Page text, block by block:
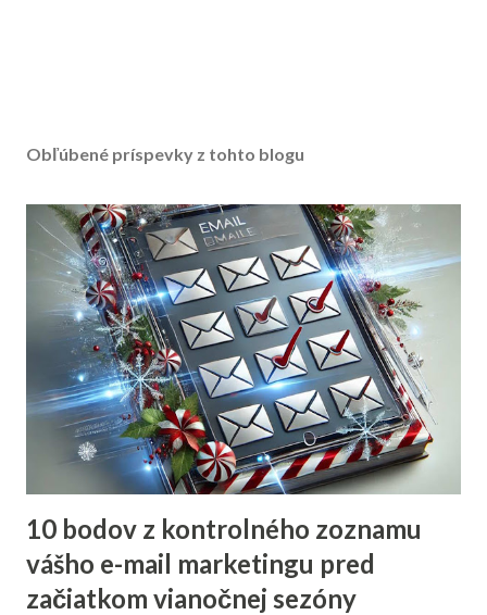
Obľúbené príspevky z tohto blogu
10 bodov z kontrolného zoznamu
vášho e-mail marketingu pred
začiatkom vianočnej sezóny